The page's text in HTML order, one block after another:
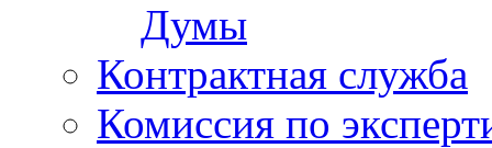
Думы
Контрактная служба
Комиссия по